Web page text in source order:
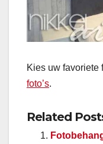
Kies uw favoriete
foto’s.
Related